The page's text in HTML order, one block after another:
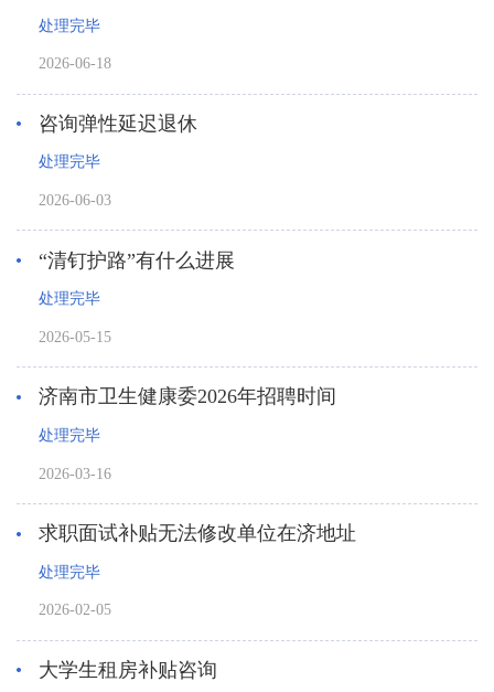
处理完毕
2026-06-18
咨询弹性延迟退休
处理完毕
2026-06-03
“清钉护路”有什么进展
处理完毕
2026-05-15
济南市卫生健康委2026年招聘时间
处理完毕
2026-03-16
求职面试补贴无法修改单位在济地址
处理完毕
2026-02-05
大学生租房补贴咨询